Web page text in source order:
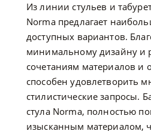
Из линии стульев и
Norma предлагает
доступных вариантов.
минимальному дизайну и
сочетаниям материалов и
способен удовлетворить
стилистические запросы.
стула Norma, полностью
изысканным материалом,